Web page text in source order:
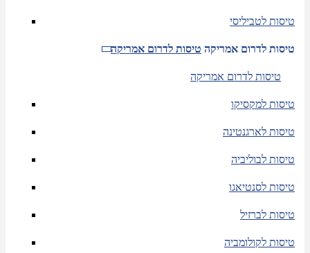
טיסות לטביליסי
טיסות לדרום אמריקה טיסות לדרום אמריקה
טיסות לדרום אמריקה
טיסות למקסיקו
טיסות לארגנטינה
טיסות לבוליביה
טיסות לסנטיאגו
טיסות לברזיל
טיסות לקולומביה